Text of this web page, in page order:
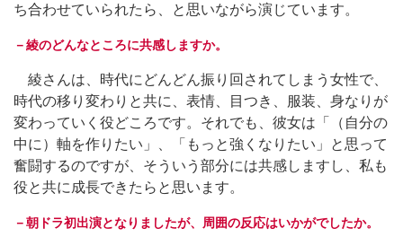
ち合わせていられたら、と思いながら演じています。
－綾のどんなところに共感しますか。
綾さんは、時代にどんどん振り回されてしまう女性で、
時代の移り変わりと共に、表情、目つき、服装、身なりが
変わっていく役どころです。それでも、彼女は「（自分の
中に）軸を作りたい」、「もっと強くなりたい」と思って
奮闘するのですが、そういう部分には共感しますし、私も
役と共に成長できたらと思います。
－朝ドラ初出演となりましたが、周囲の反応はいかがでしたか。